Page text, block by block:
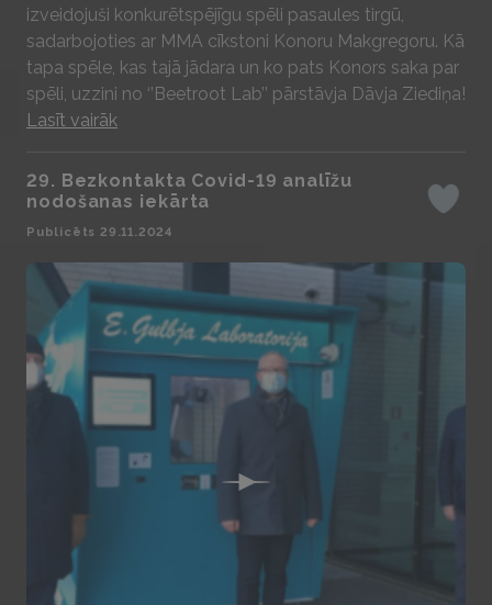
izveidojuši konkurētspējīgu spēli pasaules tirgū,
sadarbojoties ar MMA cīkstoni Konoru Makgregoru. Kā
tapa spēle, kas tajā jādara un ko pats Konors saka par
spēli, uzzini no ‘’Beetroot Lab’’ pārstāvja Dāvja Ziediņa!
Lasīt vairāk
29. Bezkontakta Covid-19 analīžu
nodošanas iekārta
Publicēts 29.11.2024